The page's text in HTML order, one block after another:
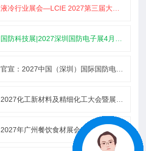
液冷行业展会—LCIE 2027第三届大湾区国际液冷产业大会暨展览会（深圳）
国防科技展|2027深圳国防电子展4月9日启幕
官宣：2027中国（深圳）国际国防电子博览会
2027化工新材料及精细化工大会暨展览会定档苏州
2027年广州餐饮食材展会5月20日召开